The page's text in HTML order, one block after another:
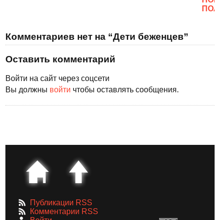
Комментариев нет на “Дети беженцев”
Оставить комментарий
Войти на сайт через соцсети
Вы должны войти чтобы оставлять сообщения.
Публикации RSS
Комментарии RSS